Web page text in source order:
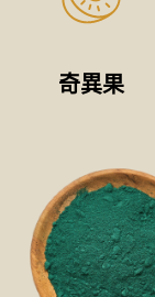
奇異果